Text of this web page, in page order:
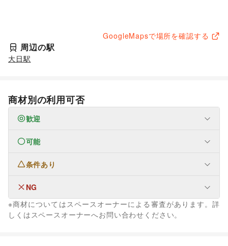
GoogleMapsで場所を確認する
周辺の駅
大日駅
商材別の利用可否
歓迎
なし可能
フード・飲食
軽食・ホットスナック
物産展・マルシェ/キッチンカー・移動販売/
野菜・果物・生鮮食品/その他フード・飲食
条件あり
なしNG
ファッション
メンズファッション レディースファッション/
※商材についてはスペースオーナーによる審査があります。詳
しくはスペースオーナーへお問い合わせください。